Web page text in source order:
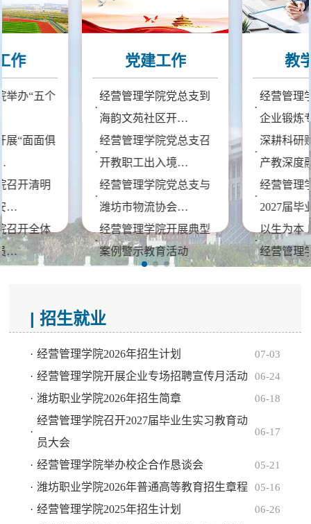
作
举办“五个
展“面面俱
召开清明
…
召开全体
…
更多...
党建工作
·
经营管理学院党总支到
海韵文苑社区开…
·
经营管理学院党总支召
开教职工出入境…
·
经营管理学院党总支与
潍坊市物流协会…
·
经营管理学院开展典型
案例警示教育活动
更多...
教
·
经营管理
企业锻炼
·
深耕科研
产教深度
·
经营管理
2027届毕
·
以生为
经营管理
| 招生就业
· 经营管理学院2026年招生计划 07-03
· 经营管理学院开展企业专场招聘宣传月活动 06-24
· 潍坊职业学院2026年招生简章 06-18
·
经营管理学院召开2027届毕业生实习教育动
员大会
06-17
· 经营管理学院举办校企合作恳谈会 05-21
· 潍坊职业学院2026年普通高等教育招生章程 05-16
· 经营管理学院2025年招生计划 06-26